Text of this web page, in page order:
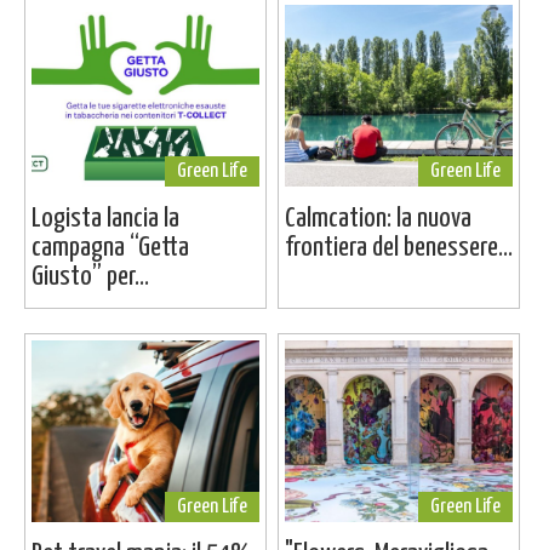
Green Life
Logista lancia la
campagna “Getta
Giusto” per...
Green Life
Calmcation: la nuova
frontiera del benessere...
Green Life Green Life